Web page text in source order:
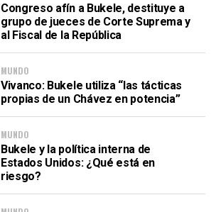
Congreso afín a Bukele, destituye a
grupo de jueces de Corte Suprema y
al Fiscal de la República
MUNDO
Vivanco: Bukele utiliza “las tácticas
propias de un Chávez en potencia”
MUNDO
Bukele y la política interna de
Estados Unidos: ¿Qué está en
riesgo?